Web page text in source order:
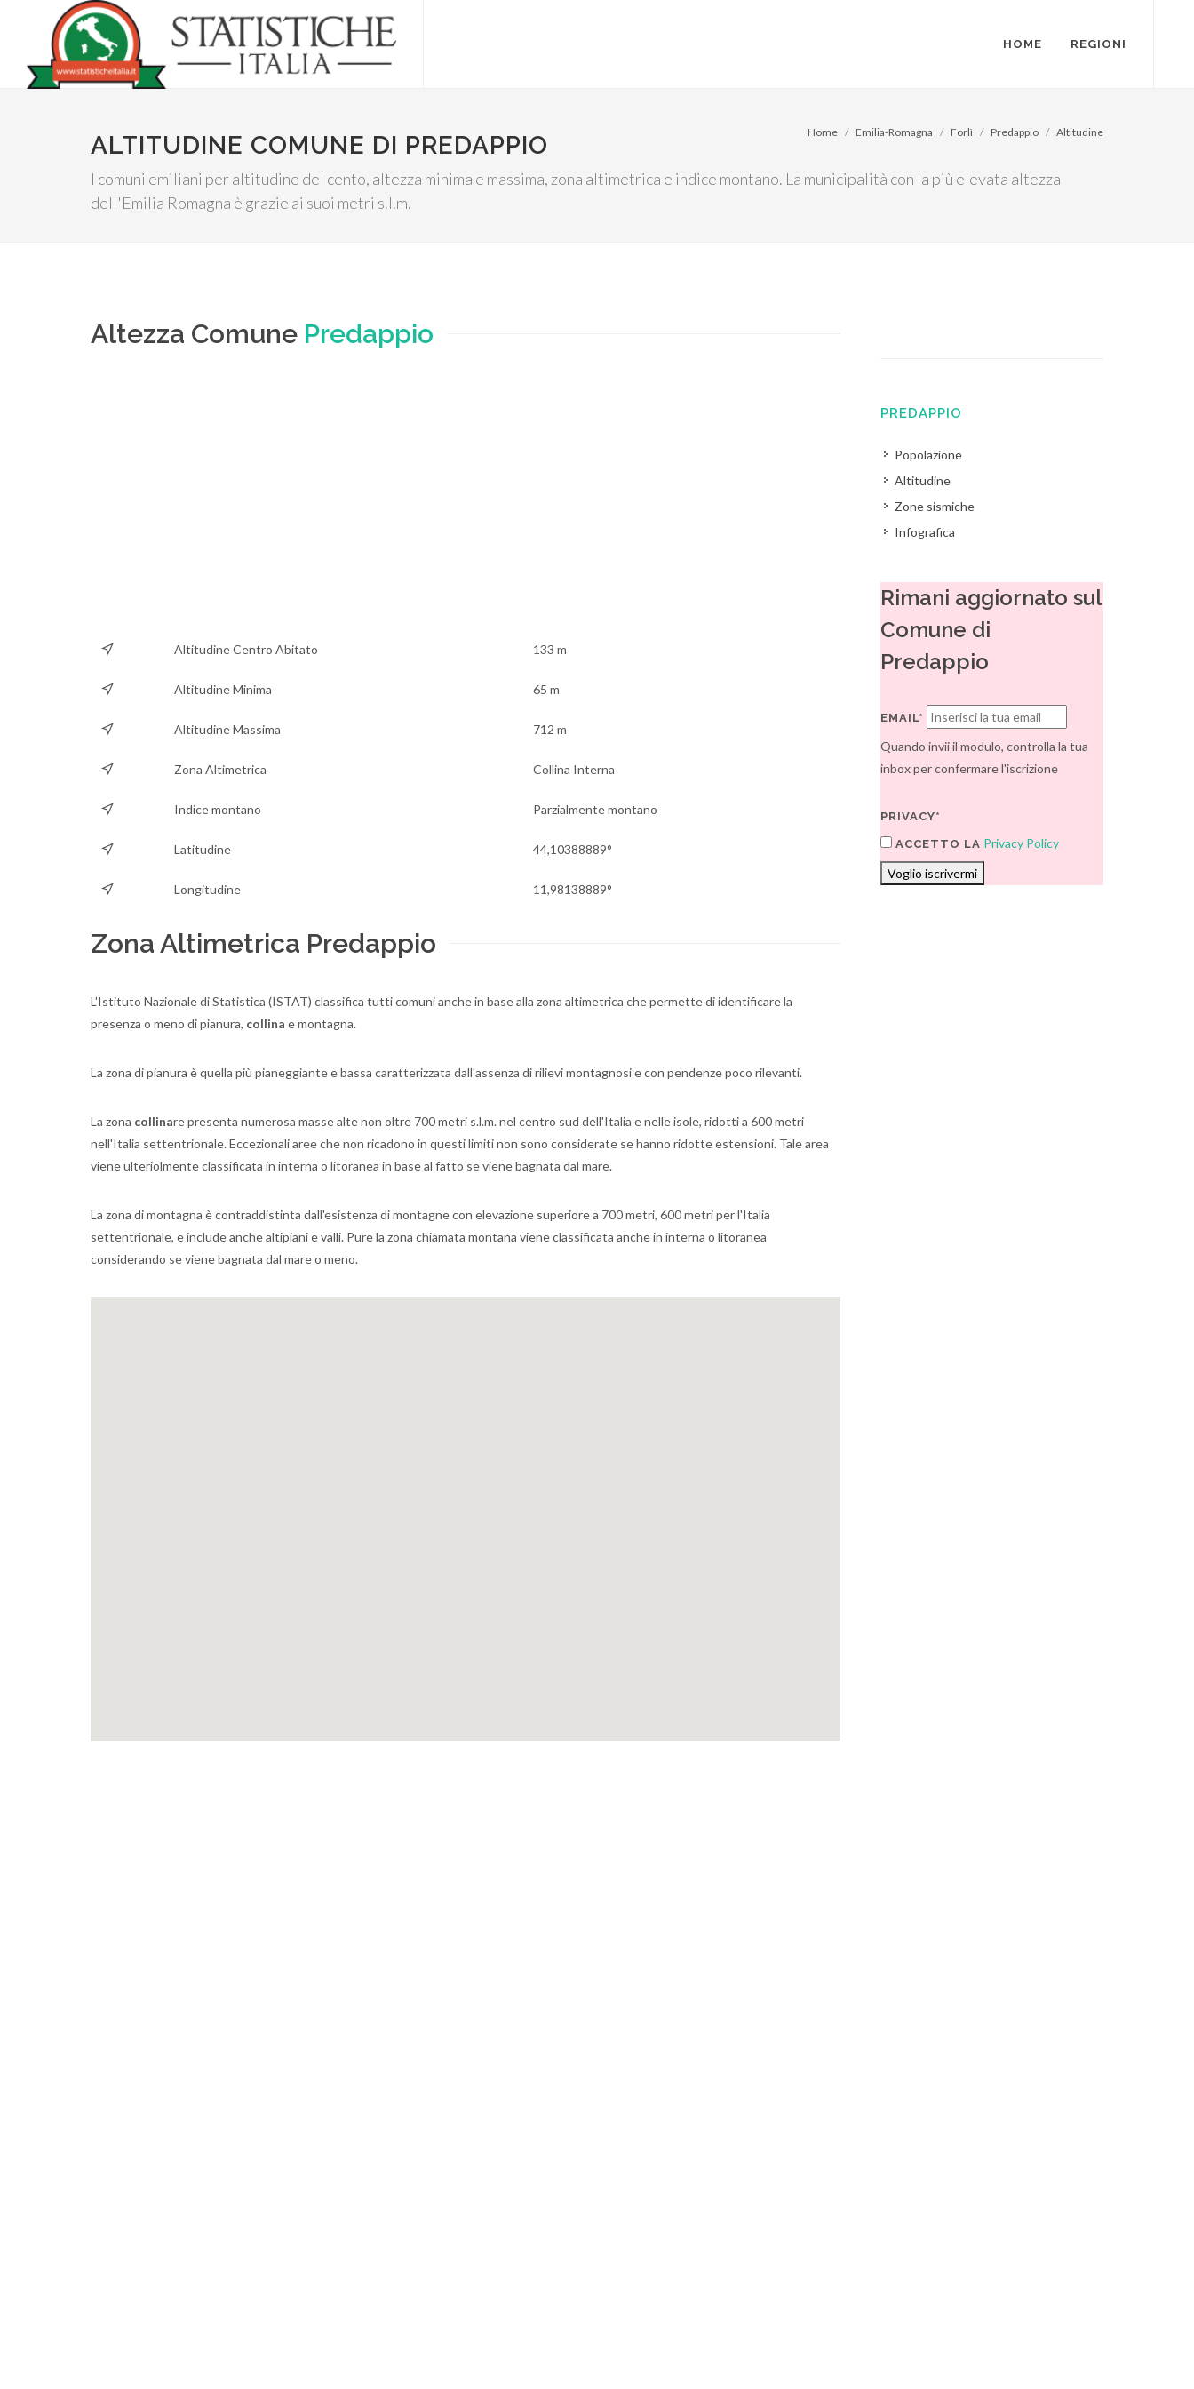
HOME REGIONI
ALTITUDINE COMUNE DI PREDAPPIO
I comuni emiliani per altitudine del cento, altezza minima e massima, zona altimetrica e indice montano. La municipalità con la più elevata altezza
dell'Emilia Romagna è grazie ai suoi metri s.l.m.
Home Emilia-Romagna Forlì Predappio Altitudine
Altezza Comune Predappio
Altitudine Centro Abitato 133 m
Altitudine Minima 65 m
Altitudine Massima 712 m
Zona Altimetrica Collina Interna
Indice montano Parzialmente montano
Latitudine 44,10388889°
Longitudine 11,98138889°
Zona Altimetrica Predappio
L'Istituto Nazionale di Statistica (ISTAT) classifica tutti comuni anche in base alla zona altimetrica che permette di identificare la
presenza o meno di pianura, collina e montagna.
La zona di pianura è quella più pianeggiante e bassa caratterizzata dall'assenza di rilievi montagnosi e con pendenze poco rilevanti.
La zona collinare presenta numerosa masse alte non oltre 700 metri s.l.m. nel centro sud dell'Italia e nelle isole, ridotti a 600 metri
nell'Italia settentrionale. Eccezionali aree che non ricadono in questi limiti non sono considerate se hanno ridotte estensioni. Tale area
viene ulteriolmente classificata in interna o litoranea in base al fatto se viene bagnata dal mare.
La zona di montagna è contraddistinta dall'esistenza di montagne con elevazione superiore a 700 metri, 600 metri per l'Italia
settentrionale, e include anche altipiani e valli. Pure la zona chiamata montana viene classificata anche in interna o litoranea
considerando se viene bagnata dal mare o meno.
PREDAPPIO
Popolazione
Altitudine
Zone sismiche
Infografica
Rimani aggiornato sul
Comune di
Predappio
EMAIL*
Quando invii il modulo, controlla la tua
inbox per confermare l'iscrizione
PRIVACY*
ACCETTO LA Privacy Policy
Voglio iscrivermi